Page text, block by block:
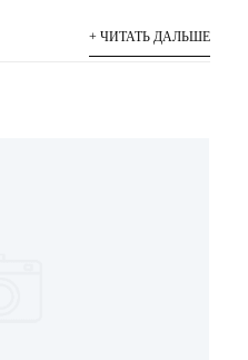
+ ЧИТАТЬ ДАЛЬШЕ